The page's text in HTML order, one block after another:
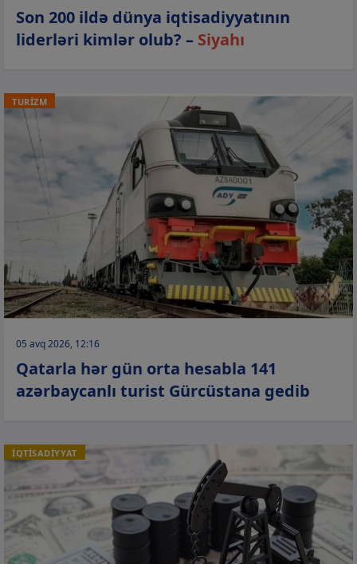
Son 200 ildə dünya iqtisadiyyatının
liderləri kimlər olub? – Siyahı
TURİZM
05 avq 2026, 12:16
Qatarla hər gün orta hesabla 141
azərbaycanlı turist Gürcüstana gedib
İQTİSADİYYAT